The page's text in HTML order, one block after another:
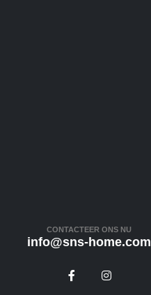
CONTACTEER ONS NU
info@sns-home.com